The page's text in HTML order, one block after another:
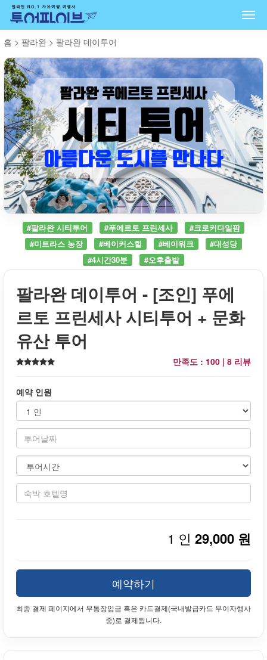
홈 > 팔라완 > 팔라완 데이투어
#팔라완 시티투어 #푸에르토 프린세사
#크로커다일팜
#미트라스 농장
#베이커스힐 #베이워크
#대성당
#4시간30분
#오후출발
팔라완 데이투어 - [조인] 푸에
르토 프린세사 시티투어 + 문화
유산 투어
만족도 : 100 | 8 리뷰
예약 인원
1 인 29,000 원
예약하기
최종 결제 페이지에서 무통장입금 혹은 카드결제(국내발급카드 무이자행사
중)로 결제됩니다.